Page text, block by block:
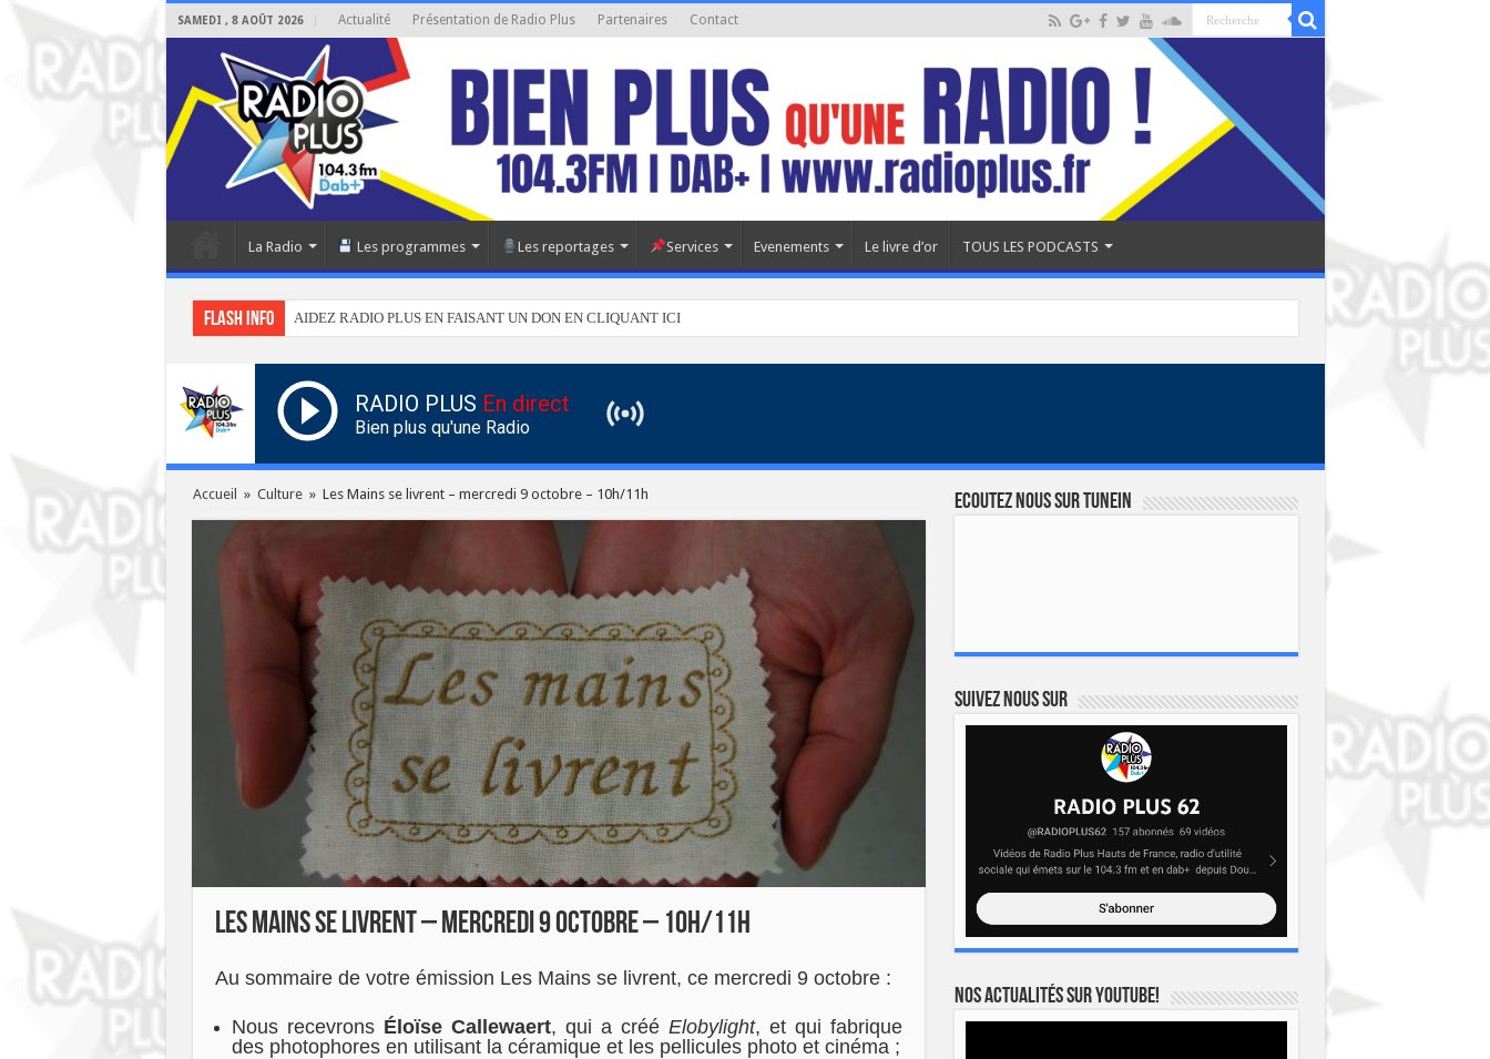
SAMEDI , 8 AOÛT 2026 Actualité Présentation de Radio Plus Partenaires Contact
La Radio Les programmes Les reportages Services Evenements Le livre d’or TOUS LES PODCASTS
Flash info AIDEZ RADIO PLUS EN FAISANT UN DON EN CLIQUANT ICI
RADIO PLUS En direct
Bien plus qu'une Radio
Accueil » Culture » Les Mains se livrent – mercredi 9 octobre – 10h/11h
Les Mains se livrent – mercredi 9 octobre – 10h/11h
Au sommaire de votre émission Les Mains se livrent, ce mercredi 9 octobre :
Nous recevrons Éloïse Callewaert, qui a créé Elobylight, et qui fabrique
des photophores en utilisant la céramique et les pellicules photo et cinéma ;
Ecoutez nous sur TuneIn
Suivez nous sur
Nos actualités sur YOUTUBE!